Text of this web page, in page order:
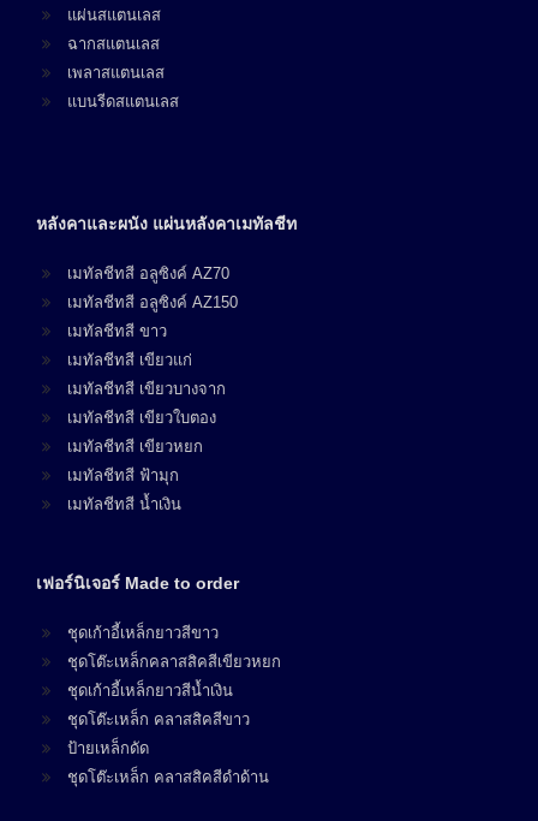
แผ่นสแตนเลส
ฉากสแตนเลส
เพลาสแตนเลส
แบนรีดสแตนเลส
หลังคาและผนัง แผ่นหลังคาเมทัลชีท
เมทัลชีทสี อลูซิงค์ AZ70
เมทัลชีทสี อลูซิงค์ AZ150
เมทัลชีทสี ขาว
เมทัลชีทสี เขียวแก่
เมทัลชีทสี เขียวบางจาก
เมทัลชีทสี เขียวใบตอง
เมทัลชีทสี เขียวหยก
เมทัลชีทสี ฟ้ามุก
เมทัลชีทสี น้ำเงิน
เฟอร์นิเจอร์ Made to order
ชุดเก้าอี้เหล็กยาวสีขาว
ชุดโต๊ะเหล็กคลาสสิคสีเขียวหยก
ชุดเก้าอี้เหล็กยาวสีน้ำเงิน
ชุดโต๊ะเหล็ก คลาสสิคสีขาว
ป้ายเหล็กดัด
ชุดโต๊ะเหล็ก คลาสสิคสีดำด้าน